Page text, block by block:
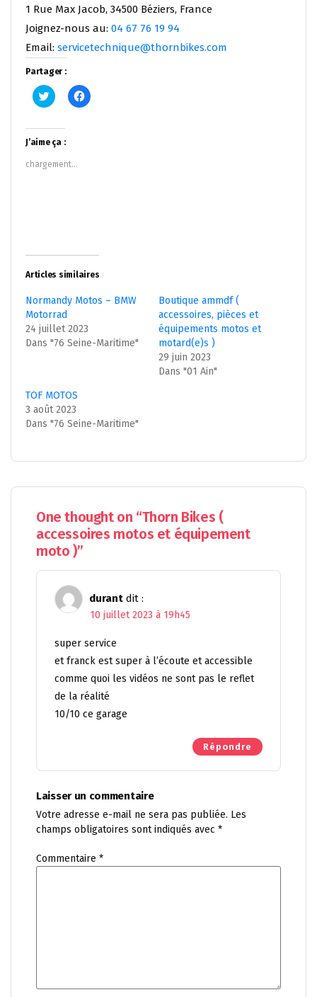
1 Rue Max Jacob, 34500 Béziers, France
Joignez-nous au: 04 67 76 19 94
Email: servicetechnique@thornbikes.com
Partager :
Cliquez
pour
Twitter(ouvre
dans
une
nouvelle
fenêtre)
Cliquez
pour
J’aime ça :
chargement…
Articles similaires
Normandy Motos – BMW
Motorrad
24 juillet 2023
Dans "76 Seine-Maritime"
Boutique ammdf (
accessoires, pièces et
équipements motos et
motard(e)s )
29 juin 2023
Dans "01 Ain"
TOF MOTOS
3 août 2023
Dans "76 Seine-Maritime"
One thought on “Thorn Bikes (
accessoires motos et équipement
moto )”
durant dit :
10 juillet 2023 à 19h45
super service
et franck est super à l’écoute et accessible
comme quoi les vidéos ne sont pas le reflet
de la réalité
10/10 ce garage
Répondre
Laisser un commentaire
Votre adresse e-mail ne sera pas publiée. Les
champs obligatoires sont indiqués avec *
Commentaire *